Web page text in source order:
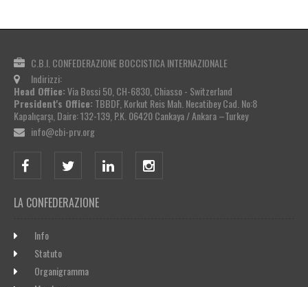
C.B.I. CONFEDERAZIONE BOCCISTICA INTERNAZIONALE
Indirizzi:
Head Office:Via Bossi 50, CH-6830, Chiasso - Switzerland
President's Office: TBBDF, Korkut Reis Mah. Necatibey Cad. No:8
Kapalıçarşı, Daire: 132-139, P.K. 06420 Cankaya / Ankara –Turkey
info@cbi-prv.org
LA CONFEDERAZIONE
Info
Statuto
Organigramma